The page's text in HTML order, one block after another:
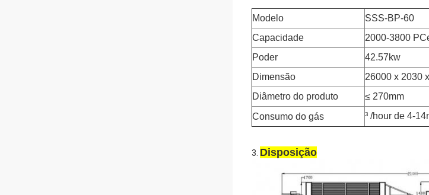
Modelo
SSS-BP-60
Capacidade
2000-3800
Poder
42.57kw
Dimensão
26000 x 2030
Diâmetro do produto
≤ 270mm
Consumo do gás
³ /hour de 4-
3. Disposição